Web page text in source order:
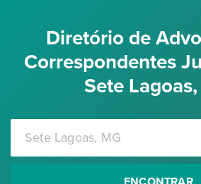
Diretório de
Correspondentes
Sete